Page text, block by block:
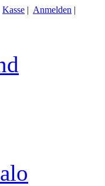
Kasse | Anmelden |